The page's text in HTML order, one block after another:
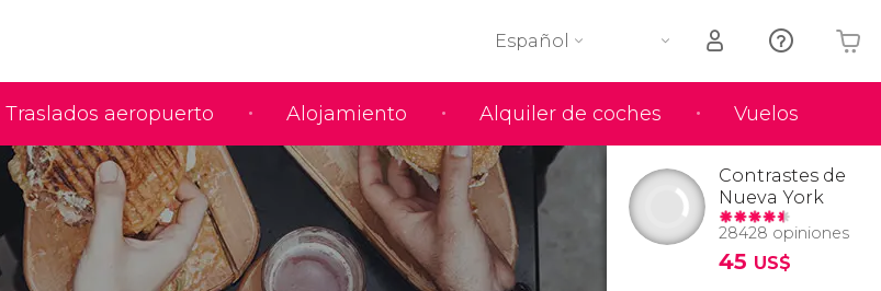
Traslados aeropuerto Alojamiento Alquiler de coches Vuelos
Español
Tu carrito está vacío
Contrastes de
Nueva York
28428 opiniones
45 US$